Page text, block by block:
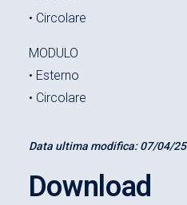
• Circolare
MODULO
• Esterno
• Circolare
Data ultima modifica:07/04/25
Download